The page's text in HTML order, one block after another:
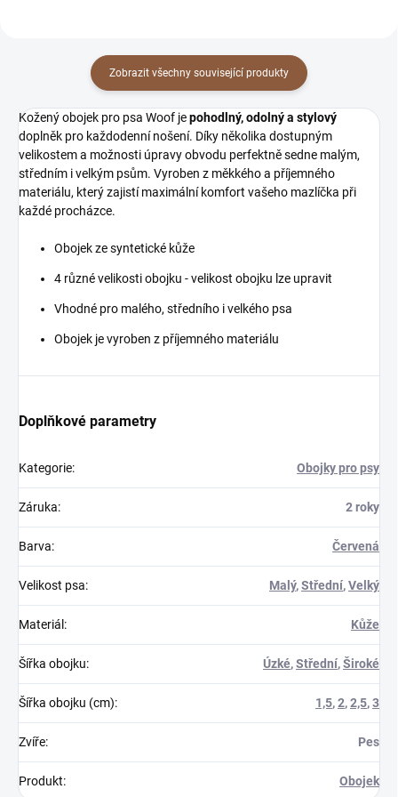
Zobrazit všechny související produkty
Kožený obojek pro psa Woof jepohodlný, odolný a stylový
doplněk pro každodenní nošení. Díky několika dostupným
velikostem a možnosti úpravy obvodu perfektně sedne malým,
středním i velkým psům. Vyroben z měkkého a příjemného
materiálu, který zajistí maximální komfort vašeho mazlíčka při
každé procházce.
Obojek ze syntetické kůže
4 různé velikosti obojku - velikost obojku lze upravit
Vhodné pro malého, středního i velkého psa
Obojek je vyroben z příjemného materiálu
Doplňkové parametry
Kategorie: Obojky pro psy
Záruka: 2 roky
Barva: Červená
Velikost psa: Malý,Střední,Velký
Materiál : Kůže
Šířka obojku: Úzké,Střední,Široké
Šířka obojku (cm): 1,5,2,2,5,3
Zvíře: Pes
Produkt: Obojek